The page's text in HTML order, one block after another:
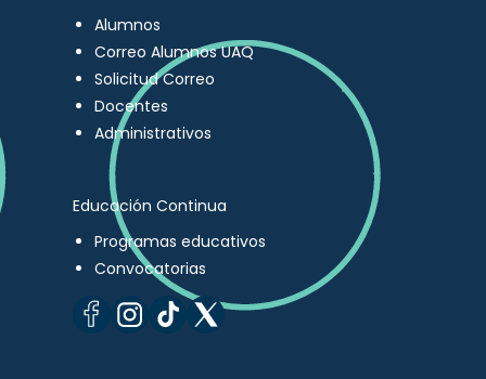
Alumnos
Correo Alumnos UAQ
Solicitud Correo
Docentes
Administrativos
Educación Continua
Programas educativos
Convocatorias